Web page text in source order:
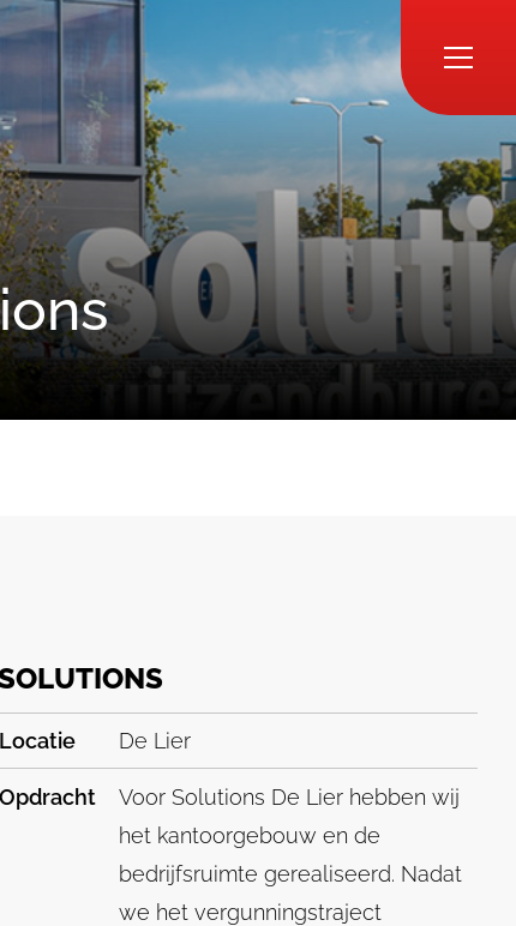
Locatie De Lier
Opdracht
Voor Solutions De Lier hebben wij
het kantoorgebouw en de
bedrijfsruimte gerealiseerd. Nadat
we het vergunningstraject